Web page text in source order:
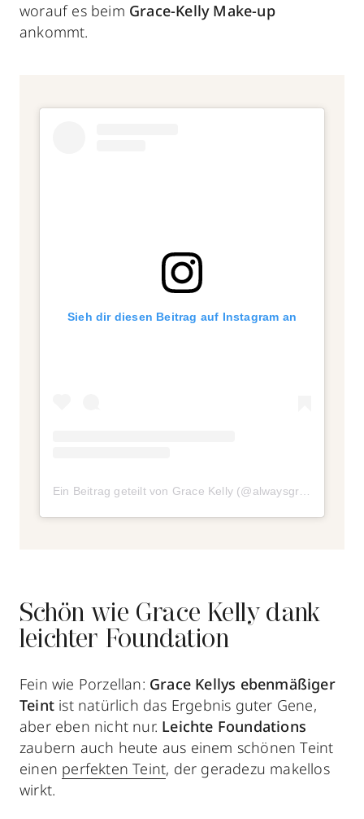
worauf es beim Grace-Kelly Make-up
ankommt.
Sieh dir diesen Beitrag auf Instagram an
Schön wie Grace Kelly dank
leichter Foundation
Fein wie Porzellan: Grace Kellys ebenmäßiger
Teint ist natürlich das Ergebnis guter Gene,
aber eben nicht nur. Leichte Foundations
zaubern auch heute aus einem schönen Teint
einen perfekten Teint, der geradezu makellos
wirkt.